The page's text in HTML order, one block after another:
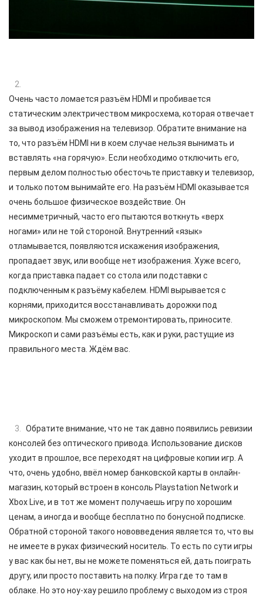
Очень часто ломается разъём HDMI и пробивается
статическим электричеством микросхема, которая отвечает
за вывод изображения на телевизор. Обратите внимание на
то, что разъём HDMI ни в коем случае нельзя вынимать и
вставлять «на горячую». Если необходимо отключить его,
первым делом полностью обесточьте приставку и телевизор,
и только потом вынимайте его. На разъём HDMI оказывается
очень большое физическое воздействие. Он
несимметричный, часто его пытаются воткнуть «верх
ногами» или не той стороной. Внутренний «язык»
отламывается, появляются искажения изображения,
пропадает звук, или вообще нет изображения. Хуже всего,
когда приставка падает со стола или подставки с
подключенным к разъёму кабелем. HDMI вырывается с
корнями, приходится восстанавливать дорожки под
микроскопом. Мы сможем отремонтировать, приносите.
Микроскоп и сами разъёмы есть, как и руки, растущие из
правильного места. Ждём вас.
Обратите внимание, что не так давно появились ревизии
консолей без оптического привода. Использование дисков
уходит в прошлое, все переходят на цифровые копии игр. А
что, очень удобно, ввёл номер банковской карты в онлайн-
магазин, который встроен в консоль Playstation Network и
Xbox Live, и в тот же момент получаешь игру по хорошим
ценам, а иногда и вообще бесплатно по бонусной подписке.
Обратной стороной такого нововведения является то, что вы
не имеете в руках физический носитель. То есть по сути игры
у вас как бы нет, вы не можете поменяться ей, дать поиграть
другу, или просто поставить на полку. Игра где то там в
облаке. Но это ноу-хау решило проблему с выходом из строя